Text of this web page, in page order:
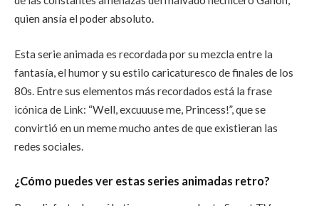
quien ansía el poder absoluto.
Esta serie animada es recordada por su mezcla entre la
fantasía, el humor y su estilo caricaturesco de finales de los
80s. Entre sus elementos más recordados está la frase
icónica de Link: “Well, excuuuse me, Princess!”, que se
convirtió en un meme mucho antes de que existieran las
redes sociales.
¿Cómo puedes ver estas series animadas retro?